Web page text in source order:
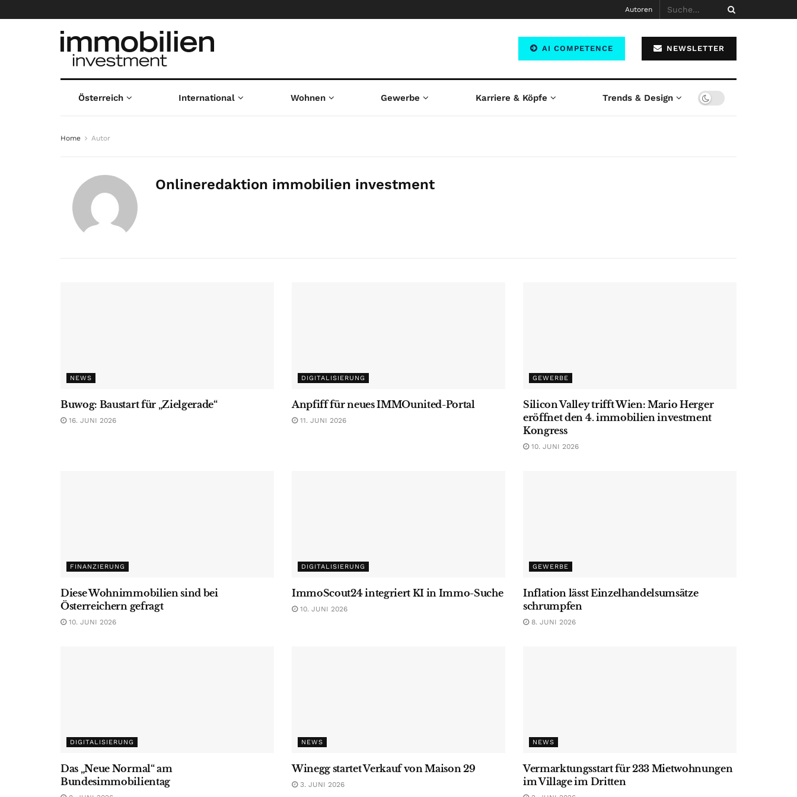
Autoren
AI COMPETENCE NEWSLETTER
Österreich International Wohnen Gewerbe Karriere & Köpfe Trends & Design
Home Autor
Onlineredaktion immobilien investment
NEWS
Buwog: Baustart für „Zielgerade“
16. JUNI 2026
DIGITALISIERUNG
Anpfiff für neues IMMOunited-Portal
11. JUNI 2026
GEWERBE
Silicon Valley trifft Wien: Mario Herger
eröffnet den 4. immobilien investment
Kongress
10. JUNI 2026
FINANZIERUNG
Diese Wohnimmobilien sind bei
Österreichern gefragt
10. JUNI 2026
DIGITALISIERUNG
ImmoScout24 integriert KI in Immo-Suche
10. JUNI 2026
GEWERBE
Inflation lässt Einzelhandelsumsätze
schrumpfen
8. JUNI 2026
DIGITALISIERUNG
Das „Neue Normal“ am
Bundesimmobilientag
NEWS
Winegg startet Verkauf von Maison 29
3. JUNI 2026
NEWS
Vermarktungsstart für 233 Mietwohnungen
im Village im Dritten